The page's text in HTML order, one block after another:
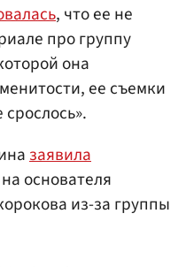
, что ее не
про группу
она
ее съемки
заявила
основателя
из-за группы